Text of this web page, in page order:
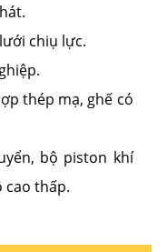
chiụ lực.
thép mạ, ghế có
bộ piston khí
cao thấp.